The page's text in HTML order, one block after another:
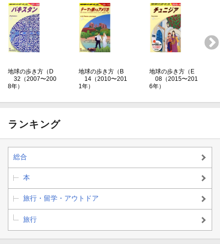
地球の歩き方（D
32（2007〜200
8年）
地球の歩き方（B
14（2010〜201
1年）
地球の歩き方（E
08（2015〜201
6年）
ランキング
総合
本
旅行・留学・アウトドア
旅行